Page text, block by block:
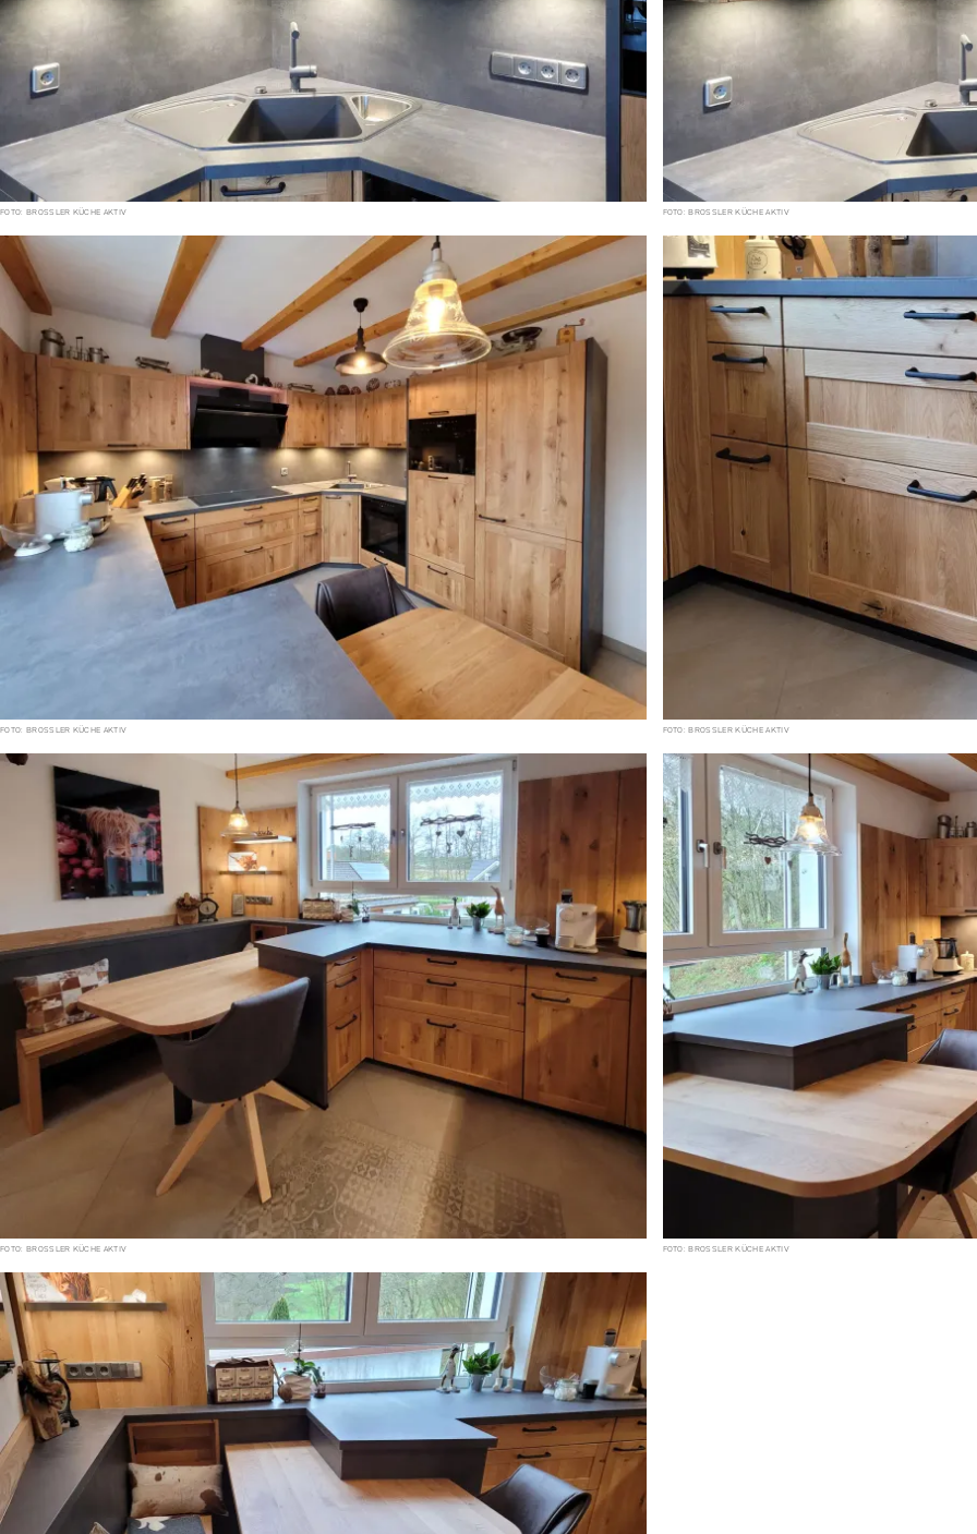
FOTO: BROSSLER KÜCHE AKTIV FOTO: BROSSLER KÜCHE AKTIV
FOTO: BROSSLER KÜCHE AKTIV FOTO: BROSSLER KÜCHE AKTIV
FOTO: BROSSLER KÜCHE AKTIV FOTO: BROSSLER KÜCHE AKTIV